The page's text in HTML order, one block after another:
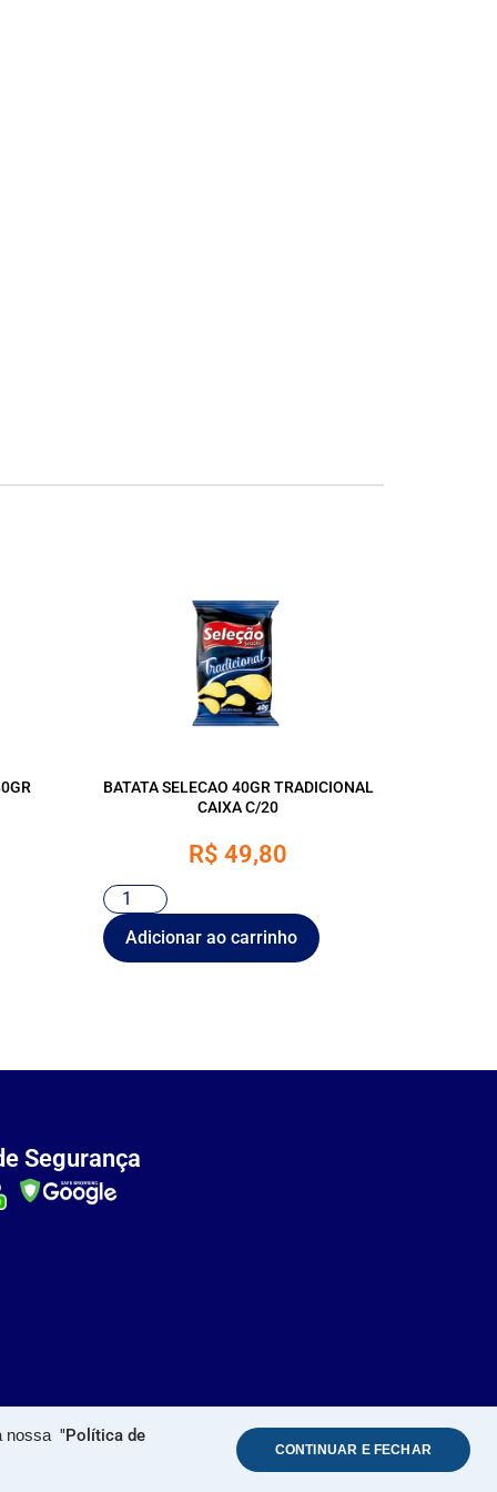
nossa "Política de
CONTINUAR E FECHAR
BATATA SELECAO 40GR TRADICIONAL
CAIXA C/20
R$ 49,80
Adicionar ao carrinho
Segurança